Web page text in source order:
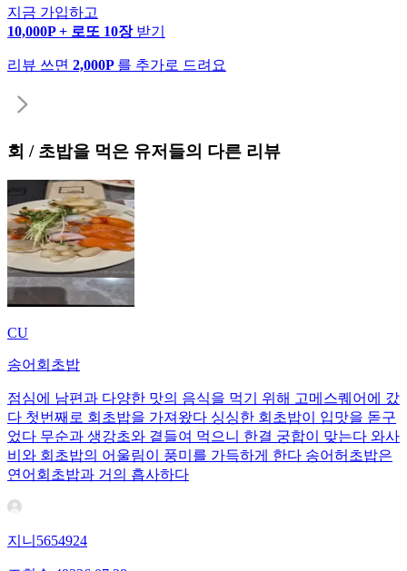
지금 가입하고
10,000P + 로또 10장 받기
리뷰 쓰면 2,000P 를 추가로 드려요
회 / 초밥을 먹은 유저들의 다른 리뷰
CU
송어회초밥
점심에 남편과 다양한 맛의 음식을 먹기 위해 고메스퀘어에 갔
다 첫번째로 회초밥을 가져왔다 싱싱한 회초밥이 입맛을 돋구
었다 무순과 생강초와 곁들여 먹으니 한결 궁합이 맞는다 와사
비와 회초밥의 어울림이 풍미를 가득하게 한다 송어허초밥은
연어회초밥과 거의 흡사하다
지니5654924